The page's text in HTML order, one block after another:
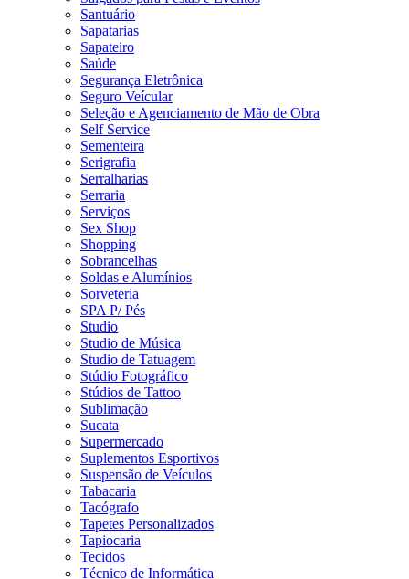
Santuário
Sapatarias
Sapateiro
Saúde
Segurança Eletrônica
Seguro Veícular
Seleção e Agenciamento de Mão de Obra
Self Service
Sementeira
Serigrafia
Serralharias
Serraria
Serviços
Sex Shop
Shopping
Sobrancelhas
Soldas e Alumínios
Sorveteria
SPA P/ Pés
Studio
Studio de Música
Studio de Tatuagem
Stúdio Fotográfico
Stúdios de Tattoo
Sublimação
Sucata
Supermercado
Suplementos Esportivos
Suspensão de Veículos
Tabacaria
Tacógrafo
Tapetes Personalizados
Tapiocaria
Tecidos
Técnico de Informática